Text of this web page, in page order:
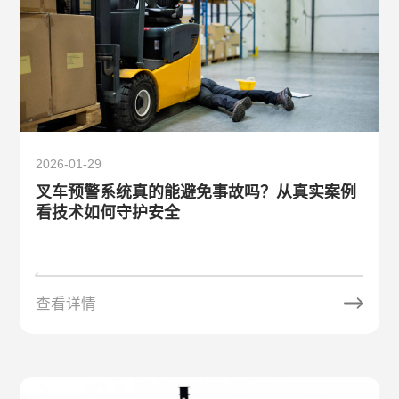
关于唯创安全
EN
2026-01-29
叉车预警系统真的能避免事故吗？从真实案例
看技术如何守护安全
查看详情